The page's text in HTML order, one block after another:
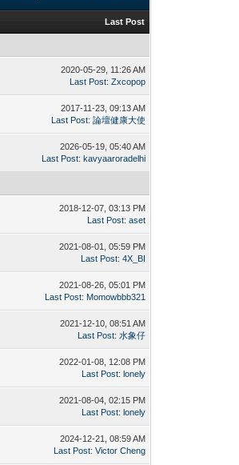
Last Post
2020-05-29, 11:26 AM
Last Post:Zxcopop
2017-11-23, 09:13 AM
Last Post:論壇健康大使
2026-05-19, 05:40 AM
Last Post:kavyaaroradelhi
2018-12-07, 03:13 PM
Last Post:aset
2021-08-01, 05:59 PM
Last Post:4X_BI
2021-08-26, 05:01 PM
Last Post: Momowbbb321
2021-12-10, 08:51 AM
Last Post:水象仔
2022-01-08, 12:08 PM
Last Post:lonely
2021-08-04, 02:15 PM
Last Post:lonely
2024-12-21, 08:59 AM
Last Post:Victor Cheng